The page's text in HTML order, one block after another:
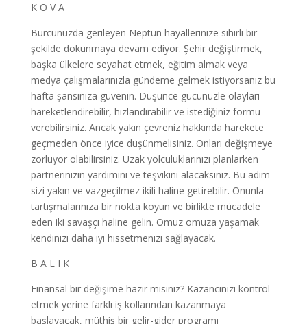
K O V A
Burcunuzda gerileyen Neptün hayallerinize sihirli bir
şekilde dokunmaya devam ediyor. Şehir değiştirmek,
başka ülkelere seyahat etmek, eğitim almak veya
medya çalışmalarınızla gündeme gelmek istiyorsanız bu
hafta şansınıza güvenin. Düşünce gücünüzle olayları
hareketlendirebilir, hızlandırabilir ve istediğiniz formu
verebilirsiniz. Ancak yakın çevreniz hakkında harekete
geçmeden önce iyice düşünmelisiniz. Onları değişmeye
zorluyor olabilirsiniz. Uzak yolculuklarınızı planlarken
partnerinizin yardımını ve teşvikini alacaksınız. Bu adım
sizi yakın ve vazgeçilmez ikili haline getirebilir. Onunla
tartışmalarınıza bir nokta koyun ve birlikte mücadele
eden iki savaşçı haline gelin. Omuz omuza yaşamak
kendinizi daha iyi hissetmenizi sağlayacak.
B A L I K
Finansal bir değişime hazır mısınız? Kazancınızı kontrol
etmek yerine farklı iş kollarından kazanmaya
başlayacak, müthiş bir gelir-gider programı